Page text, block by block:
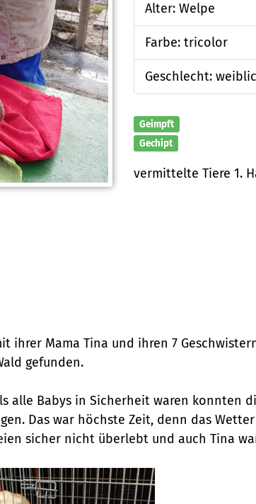
Alter: Welpe
Farbe: tricolor
Geschlecht:
Geimpft
Gechipt
vermittelte Tiere 1.
ihrer Mama Tina und ihren 7
gefunden.
alle Babys in Sicherheit waren konnten
Das war höchste Zeit, denn das
sicher nicht überlebt und auch Tina